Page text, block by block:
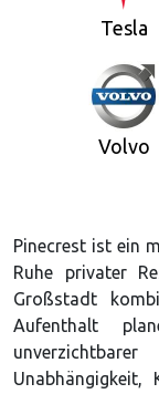
Tesla
Volvo
Pinecrest ist ein
Ruhe privater
Großstadt
Aufenthalt